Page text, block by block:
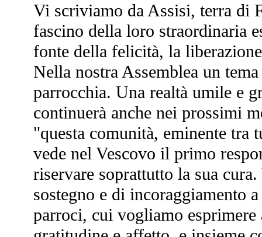
Vi scriviamo da Assisi, terra di
fascino della loro straordinaria
fonte della felicità, la
Nella nostra Assemblea un
parrocchia. Una realtà umile e
continuerà anche nei prossimi
"questa comunità, eminente tra
vede nel Vescovo il primo
riservare soprattutto la sua
sostegno e di incoraggiamento
parroci, cui vogliamo esprimere